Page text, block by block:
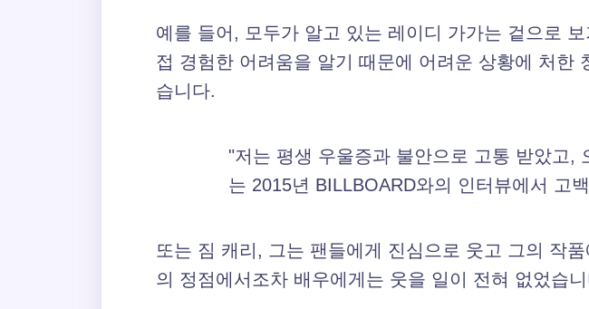
예를 들어, 모두가 알고 있는 레이디 가가는 겉으로
접 경험한 어려움을 알기 때문에 어려운 상황에 처한
습니다.
"저는 평생 우울증과 불안으로 고통 받았고,
는 2015년 BILLBOARD와의 인터뷰에서 고
또는 짐 캐리, 그는 팬들에게 진심으로 웃고 그의 작
의 정점에서조차 배우에게는 웃을 일이 전혀 없었습